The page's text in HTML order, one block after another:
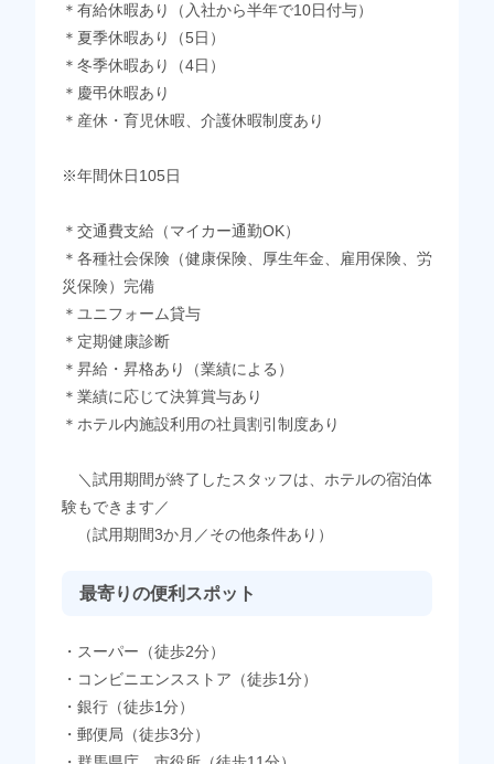
＊有給休暇あり（入社から半年で10日付与）
＊夏季休暇あり（5日）
＊冬季休暇あり（4日）
＊慶弔休暇あり
＊産休・育児休暇、介護休暇制度あり
※年間休日105日
＊交通費支給（マイカー通勤OK）
＊各種社会保険（健康保険、厚生年金、雇用保険、労
災保険）完備
＊ユニフォーム貸与
＊定期健康診断
＊昇給・昇格あり（業績による）
＊業績に応じて決算賞与あり
＊ホテル内施設利用の社員割引制度あり
＼試用期間が終了したスタッフは、ホテルの宿泊体
験もできます／
（試用期間3か月／その他条件あり）
最寄りの便利スポット
・スーパー（徒歩2分）
・コンビニエンスストア（徒歩1分）
・銀行（徒歩1分）
・郵便局（徒歩3分）